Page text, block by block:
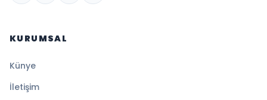
KURUMSAL
Künye
İletişim